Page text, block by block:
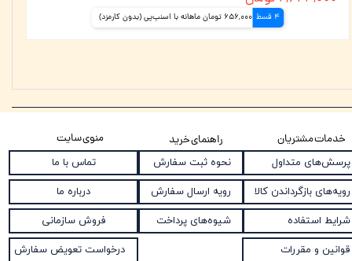
4 قسط 656,000 تومان ماهانه با اسنپ‌پی (بدون کارمزد)
راهنمای خرید
نحوه ثبت سفارش
رویه ارسال سفارش
شیوه‌های پرداخت
خدمات مشتریان
پرسش‌های متداول
رویه‌های بازگرداندن کالا
شرایط استفاده
قوانین و مقررات
منوی سایت
تماس با ما
درباره ما
فروش سازمانی
درخواست تعویض سفارش